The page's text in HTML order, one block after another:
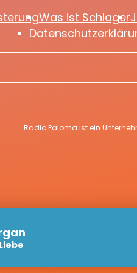
Was ist Schlager
Radio Paloma ist ein